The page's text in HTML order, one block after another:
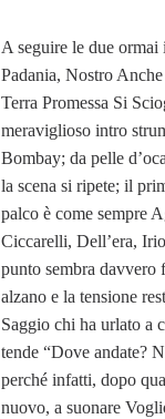
A seguire le due
Padania, Nostro
Terra Promessa Si
meraviglioso intro
Bombay; da pelle
la scena si ripete; il
palco è come sempre
Ciccarelli, Dell’era,
punto sembra davvero
alzano e la tensione
Saggio chi ha urlato a
tende “Dove andate?
perché infatti, dopo
nuovo, a suonare